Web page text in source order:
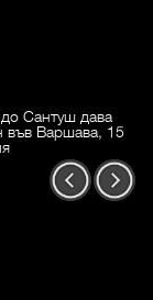
Сантуш дава
във Варшава, 15